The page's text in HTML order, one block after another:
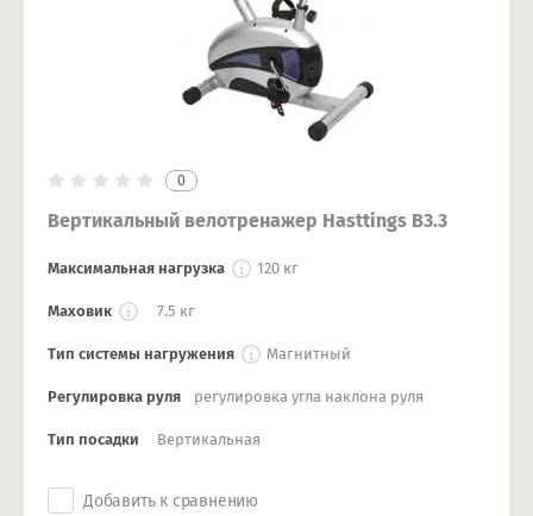
0
Вертикальный велотренажер Hasttings B3.3
Максимальная нагрузка 120 кг
Маховик 7.5 кг
Тип системы нагружения Магнитный
Регулировка руля регулировка угла наклона руля
Тип посадки Вертикальная
Добавить к сравнению